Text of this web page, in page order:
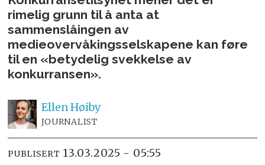
rimelig grunn til å anta at
sammenslåingen av
medieovervåkingsselskapene kan føre
til en «betydelig svekkelse av
konkurransen».
EllenHøiby
JOURNALIST
PUBLISERT 13.03.2025 - 05:55